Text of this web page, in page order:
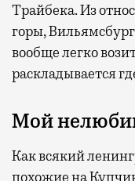
Трайбека. Из
горы,
вообще легко
раскладывается
Мой
Как всякий
похожие на